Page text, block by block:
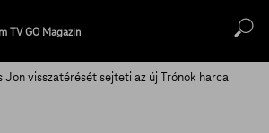
TV GO Magazin
Jon visszatérését sejteti az új Trónok harca